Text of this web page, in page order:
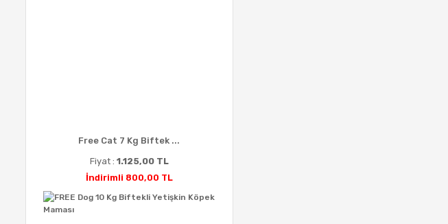
Free Cat 7 Kg Biftek ...
Fiyat : 1.125,00 TL
İndirimli 800,00 TL